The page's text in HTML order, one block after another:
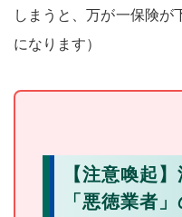
しまうと、万が一保険が
になります）
【注意喚起
「悪徳業者